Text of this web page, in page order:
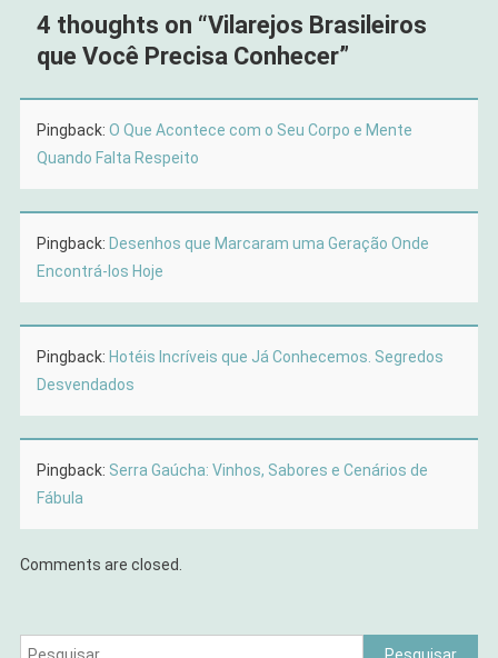
4 thoughts on “Vilarejos Brasileiros
que Você Precisa Conhecer”
Pingback: O Que Acontece com o Seu Corpo e Mente
Quando Falta Respeito
Pingback: Desenhos que Marcaram uma Geração Onde
Encontrá-los Hoje
Pingback: Hotéis Incríveis que Já Conhecemos. Segredos
Desvendados
Pingback: Serra Gaúcha: Vinhos, Sabores e Cenários de
Fábula
Comments are closed.
Pesquisar